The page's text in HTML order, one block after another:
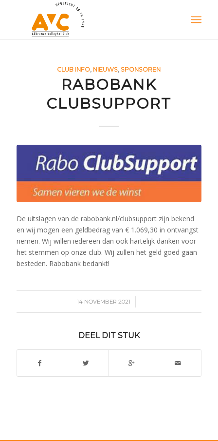
CLUB INFO, NIEUWS, SPONSOREN
RABOBANK
CLUBSUPPORT
De uitslagen van de rabobank.nl/clubsupport zijn bekend
en wij mogen een geldbedrag van € 1.069,30 in ontvangst
nemen. Wij willen iedereen dan ook hartelijk danken voor
het stemmen op onze club. Wij zullen het geld goed gaan
besteden. Rabobank bedankt!
14 NOVEMBER 2021
/
DEEL DIT STUK